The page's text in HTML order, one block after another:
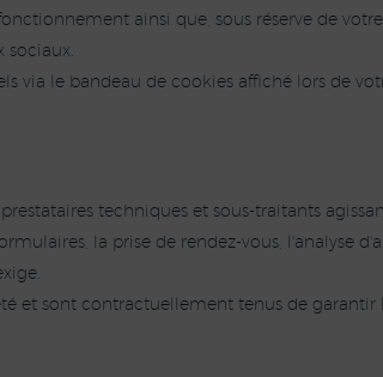
ainsi que, sous réserve de
sociaux.
via le bandeau de cookies affiché lors de
techniques et sous-traitants
la prise de rendez-vous, l'analyse
et sont contractuellement tenus de